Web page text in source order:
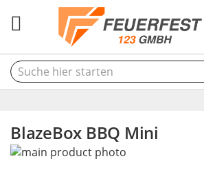
BlazeBox BBQ Mini
Skip